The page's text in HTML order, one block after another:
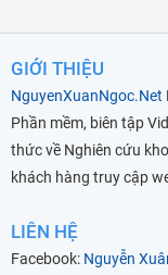
GIỚI THIỆU
NguyenXuanNgoc.Net
Phần mềm, biên tập
thức về Nghiên cứu
khách hàng truy cập
LIÊN HỆ
Facebook: Nguyễn